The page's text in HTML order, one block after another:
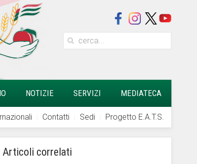
NOTIZIE SERVIZI MEDIATECA
Contatti Sedi Progetto E.A.T.S.
Articoli correlati